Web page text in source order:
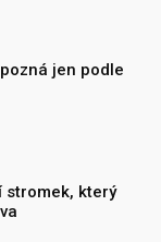
jen podle
stromek, který